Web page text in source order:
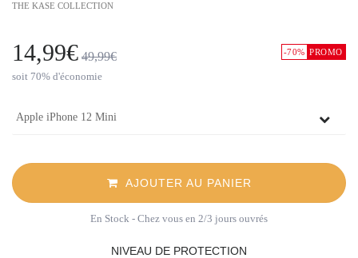
THE KASE COLLECTION
-70% PROMO
14,99€ 49,99€
soit 70% d'économie
AJOUTER AU PANIER
En Stock - Chez vous en 2/3 jours ouvrés
NIVEAU DE PROTECTION